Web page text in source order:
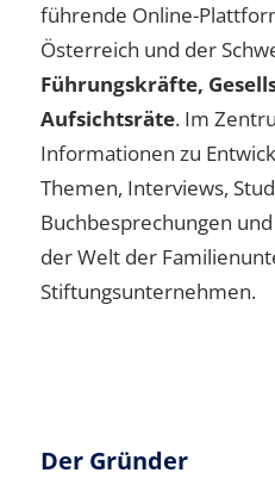
führende Online-
Österreich und der
Führungskräfte,
Aufsichtsräte. Im
Informationen zu
Themen, Interviews,
Buchbesprechungen
der Welt der
Stiftungsunternehmen.
Der Gründer